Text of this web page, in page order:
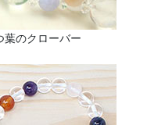
葉のクローバー